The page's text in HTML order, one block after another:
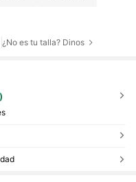
¿No es tu talla? Dinos